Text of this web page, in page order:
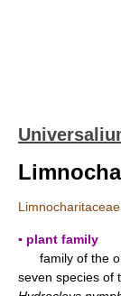
Limnocharitaceae
▪ plant family
family of the
seven species of